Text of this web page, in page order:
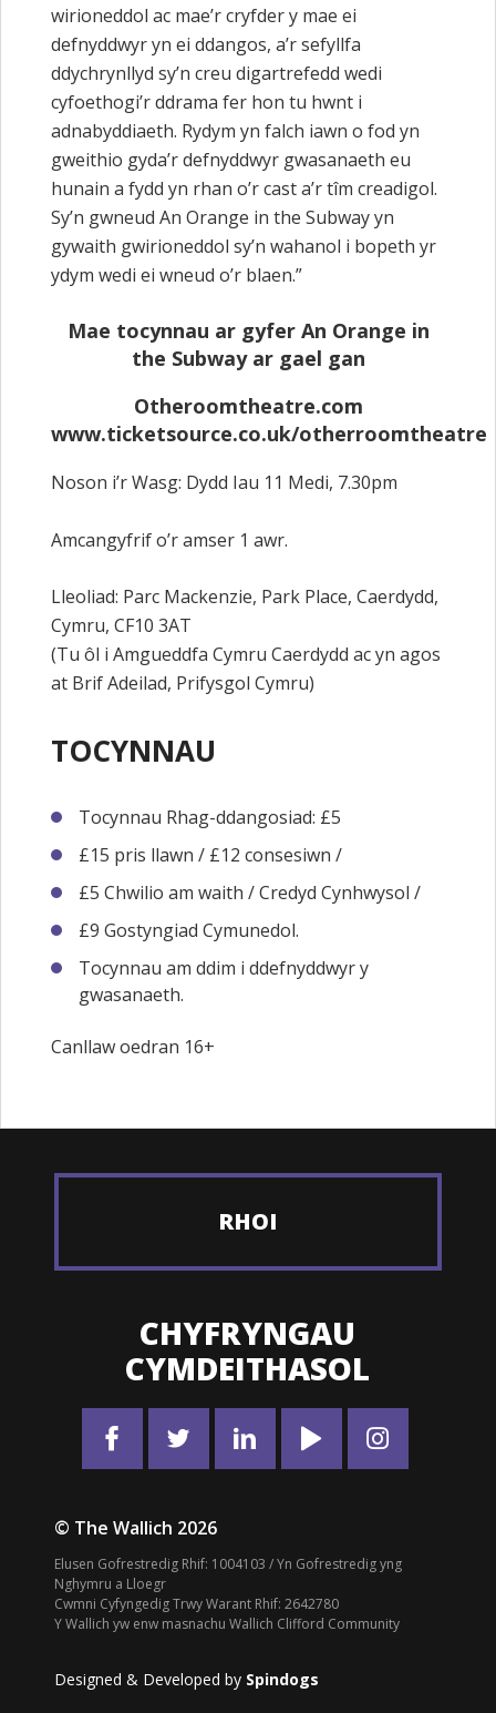
wirioneddol ac mae’r cryfder y mae ei
defnyddwyr yn ei ddangos, a’r sefyllfa
ddychrynllyd sy’n creu digartrefedd wedi
cyfoethogi’r ddrama fer hon tu hwnt i
adnabyddiaeth. Rydym yn falch iawn o fod yn
gweithio gyda’r defnyddwyr gwasanaeth eu
hunain a fydd yn rhan o’r cast a’r tîm creadigol.
Sy’n gwneud An Orange in the Subway yn
gywaith gwirioneddol sy’n wahanol i bopeth yr
ydym wedi ei wneud o’r blaen.”
Mae tocynnau ar gyfer An Orange in
the Subway ar gael gan
Otheroomtheatre.com
www.ticketsource.co.uk/otherroomtheatre
Noson i’r Wasg: Dydd Iau 11 Medi, 7.30pm
Amcangyfrif o’r amser 1 awr.
Lleoliad: Parc Mackenzie, Park Place, Caerdydd,
Cymru, CF10 3AT
(Tu ôl i Amgueddfa Cymru Caerdydd ac yn agos
at Brif Adeilad, Prifysgol Cymru)
TOCYNNAU
Tocynnau Rhag-ddangosiad: £5
£15 pris llawn / £12 consesiwn /
£5 Chwilio am waith / Credyd Cynhwysol /
£9 Gostyngiad Cymunedol.
Tocynnau am ddim i ddefnyddwyr y
gwasanaeth.
Canllaw oedran 16+
RHOI
CHYFRYNGAU
CYMDEITHASOL
© The Wallich 2026
Elusen Gofrestredig Rhif: 1004103 / Yn Gofrestredig yng
Nghymru a Lloegr
Cwmni Cyfyngedig Trwy Warant Rhif: 2642780
Y Wallich yw enw masnachu Wallich Clifford Community
Designed & Developed by Spindogs